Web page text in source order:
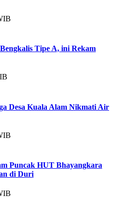
Tipe A, ini Rekam
Desa Kuala Alam Nikmati Air
Puncak HUT Bhayangkara
di Duri